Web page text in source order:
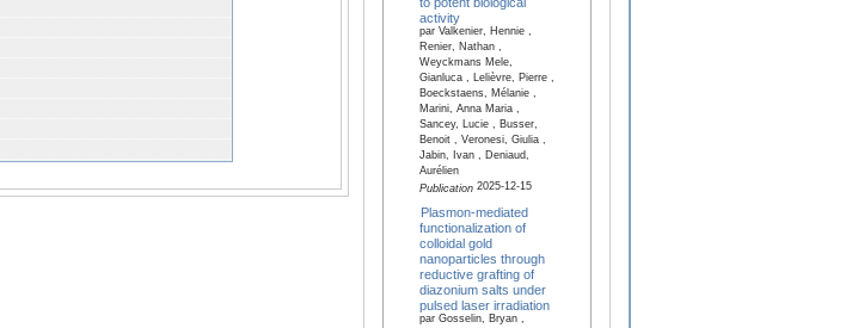
activity
par Valkenier, Hennie ,
Renier, Nathan ,
Weyckmans Mele,
Gianluca , Lelièvre, Pierre ,
Boeckstaens, Mélanie ,
Marini, Anna Maria ,
Sancey, Lucie , Busser,
Benoit , Veronesi, Giulia ,
Jabin, Ivan , Deniaud,
Aurélien
Publication2025-12-15
Plasmon-mediated
functionalization of
colloidal gold
nanoparticles through
reductive grafting of
diazonium salts under
pulsed laser irradiation
par Gosselin, Bryan ,